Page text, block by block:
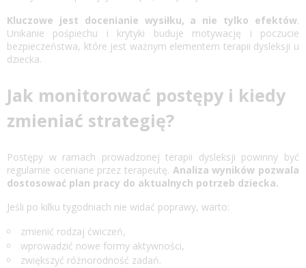
Kluczowe jest docenianie wysiłku, a nie tylko efektów.
Unikanie pośpiechu i krytyki buduje motywację i poczucie
bezpieczeństwa, które jest ważnym elementem terapii dysleksji u
dziecka.
Jak monitorować postępy i kiedy
zmieniać strategię?
Postępy w ramach prowadzonej terapii dysleksji powinny być
regularnie oceniane przez terapeutę. Analiza wyników pozwala
dostosować plan pracy do aktualnych potrzeb dziecka.
Jeśli po kilku tygodniach nie widać poprawy, warto:
zmienić rodzaj ćwiczeń,
wprowadzić nowe formy aktywności,
zwiększyć różnorodność zadań.